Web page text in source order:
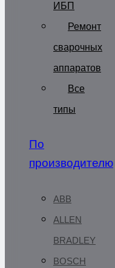
ИБП
Ремонт
сварочных
аппаратов
Все
типы
По
производителю
ABB
ALLEN
BRADLEY
BOSCH